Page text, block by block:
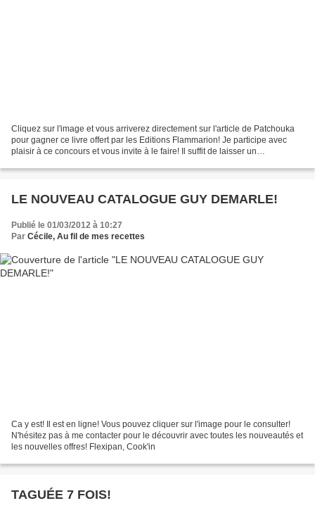
Cliquez sur l'image et vous arriverez directement sur l'article de Patchouka
pour gagner ce livre offert par les Editions Flammarion! Je participe avec
plaisir à ce concours et vous invite à le faire! Il suffit de laisser un
LE NOUVEAU CATALOGUE GUY DEMARLE!
Publié le 01/03/2012 à 10:27
Par Cécile, Au fil de mes recettes
Ca y est! Il est en ligne! Vous pouvez cliquer sur l'image pour le consulter!
N'hésitez pas à me contacter pour le découvrir avec toutes les nouveautés et
les nouvelles offres! Flexipan, Cook'in
TAGUÉE 7 FOIS!